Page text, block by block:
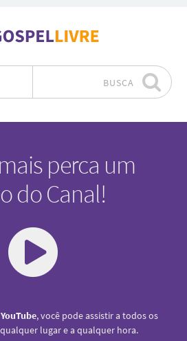
BUSCA
perca um
do Canal!
YouTube, você pode assistir a todos os
lugar e a qualquer hora.